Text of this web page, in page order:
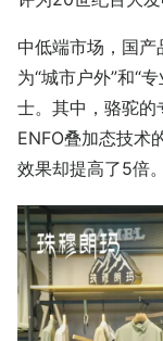
中低端市场，国产
为“城市户外”和“
士。其中，骆驼的
ENFO叠加态技术
效果却提高了5倍。